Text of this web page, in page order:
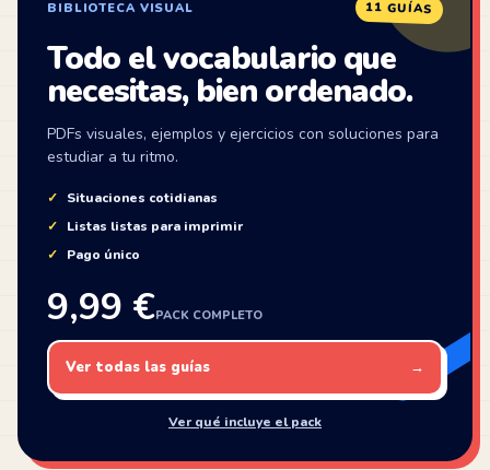
BIBLIOTECA VISUAL 11 GUÍAS
Todo el vocabulario que
necesitas, bien ordenado.
PDFs visuales, ejemplos y ejercicios con soluciones para
estudiar a tu ritmo.
Situaciones cotidianas
Listas listas para imprimir
Pago único
9,99 €PACK COMPLETO
Ver todas las guías →
Ver qué incluye el pack